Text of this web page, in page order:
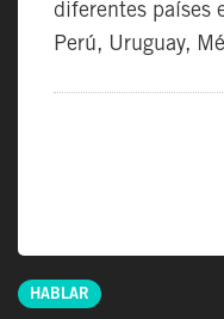
diferentes países
Perú, Uruguay,
HABLAR